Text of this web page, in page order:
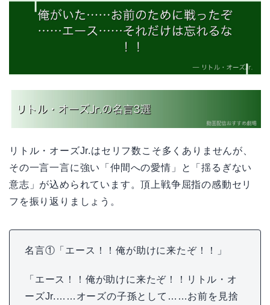
リトル・オーズJr.はセリフ数こそ多くありませんが、
その一言一言に強い「仲間への愛情」と「揺るぎない
意志」が込められています。頂上戦争屈指の感動セリ
フを振り返りましょう。
名言①「エース！！俺が助けに来たぞ！！」
「エース！！俺が助けに来たぞ！！リトル・オ
ーズJr.……オーズの子孫として……お前を見捨